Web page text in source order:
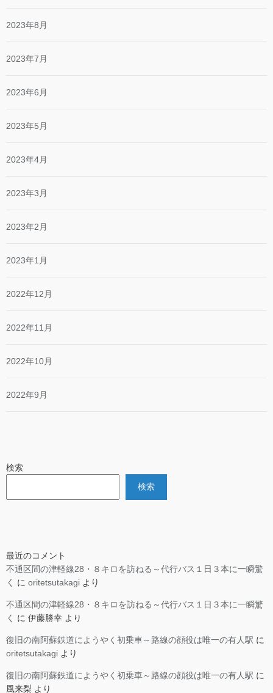
2023年8月
2023年7月
2023年6月
2023年5月
2023年4月
2023年3月
2023年2月
2023年1月
2022年12月
2022年11月
2022年10月
2022年9月
検索
検索
最近のコメント
不通区間の津軽線28・８キロを訪ねる～代行バス１日３本に一瞬驚
く
に oritetsutakagi より
不通区間の津軽線28・８キロを訪ねる～代行バス１日３本に一瞬驚
く
に 伊藤勝幸 より
復旧の南阿蘇鉄道にようやく初乗車～路線の顔役は唯一の有人駅 に
oritetsutakagi より
復旧の南阿蘇鉄道にようやく初乗車～路線の顔役は唯一の有人駅 に
風来梨 より